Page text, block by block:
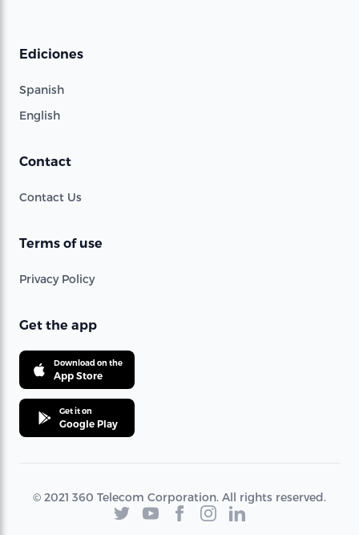
Ediciones
Spanish
English
Contact
Contact Us
Terms of use
Privacy Policy
Get the app
Download on the
App Store
Get it on
Google Play
© 2021 360 Telecom Corporation. All rights reserved.